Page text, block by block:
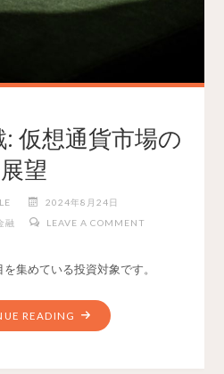
仮想通貨市場の
展望
2024年8月24日
融 LEAVE A COMMENT
集めている投資対象です。
READING